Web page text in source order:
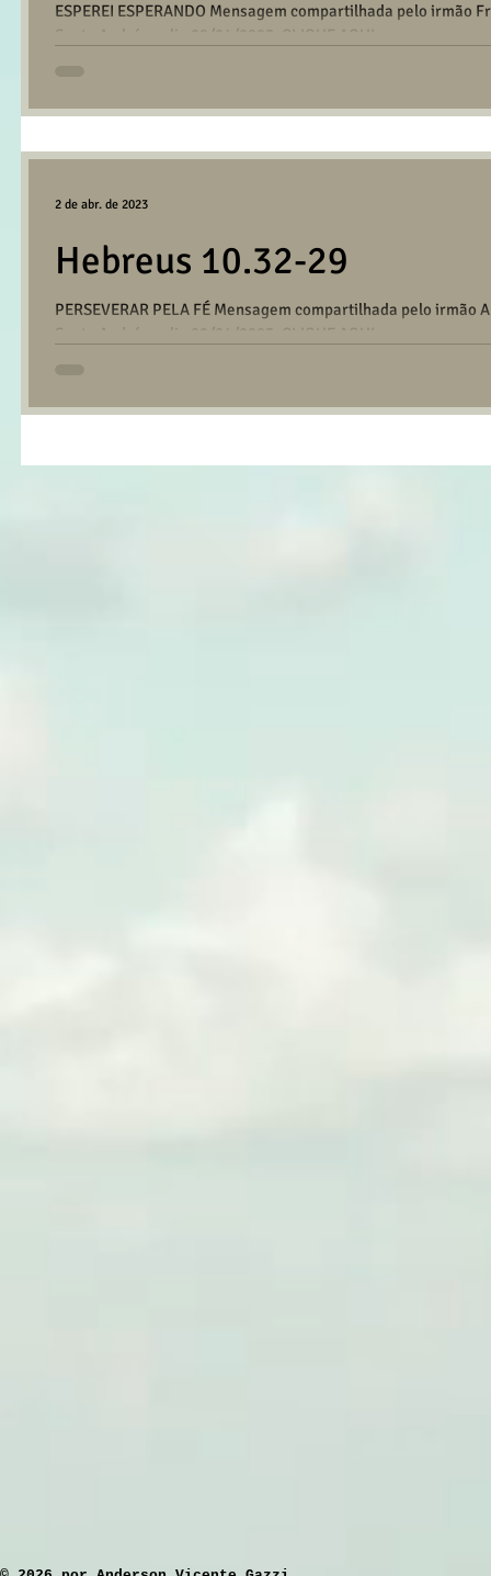
ESPEREI ESPERANDO Mensagem compartilhada pelo irmão
Santo André no dia 09/04/2023. CLIQUE AQUI...
Hebreus 10.32-29
PERSEVERAR PELA FÉ Mensagem compartilhada pelo
Santo André no dia 02/04/2023. CLIQUE AQUI...
2 de abr. de 2023